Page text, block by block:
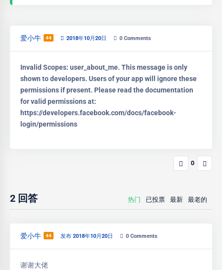
爱小牛 44 2018年10月20日 0 Comments
Invalid Scopes: user_about_me. This message is only
shown to developers. Users of your app will ignore these
permissions if present. Please read the documentation
for valid permissions at:
https://developers.facebook.com/docs/facebook-
login/permissions
0
2 回答 热门 已投票 最新 最老的
爱小牛 44 发布 2018年10月20日 0 Comments
谢谢大佬